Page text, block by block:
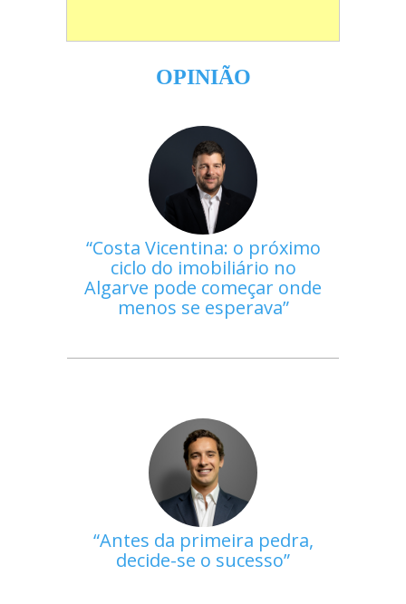
OPINIÃO
Costa Vicentina: o próximo
ciclo do imobiliário no
Algarve pode começar onde
menos se esperava
Antes da primeira pedra,
decide-se o sucesso